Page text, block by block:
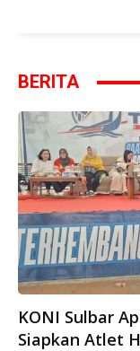
BERITA
KONI Sulbar
Siapkan Atlet